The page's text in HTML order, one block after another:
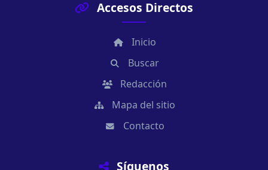
Accesos Directos
Inicio
Buscar
Redacción
Mapa del sitio
Contacto
Síguenos